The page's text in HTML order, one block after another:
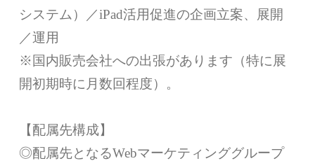
システム）／iPad活用促進の企画立案、展開
／運用
※国内販売会社への出張があります（特に展
開初期時に月数回程度）。
【配属先構成】
◎配属先となるWebマーケティンググループ